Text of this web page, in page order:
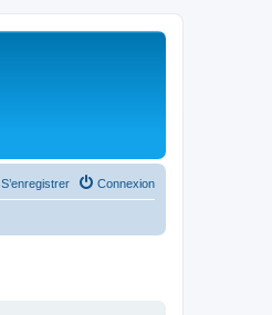
Connexion
S’enregistrer